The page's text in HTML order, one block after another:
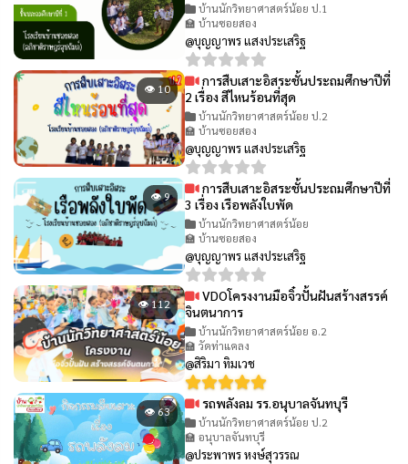
บ้านนักวิทยาศาสตร์น้อย ป.1
🏫 บ้านซอยสอง
@บุญญาพร แสงประเสริฐ
👁 10
การสืบเสาะอิสระชั้นประถมศึกษาปีที่
2 เรื่อง สีไหนร้อนที่สุด
บ้านนักวิทยาศาสตร์น้อย ป.2
🏫 บ้านซอยสอง
@บุญญาพร แสงประเสริฐ
👁 9
การสืบเสาะอิสระชั้นประถมศึกษาปีที่
3 เรื่อง เรือพลังใบพัด
บ้านนักวิทยาศาสตร์น้อย
🏫 บ้านซอยสอง
@บุญญาพร แสงประเสริฐ
👁 112
VDOโครงงานมือจิ๋วปั้นฝันสร้างสรรค์
จินตนาการ
บ้านนักวิทยาศาสตร์น้อย อ.2
🏫 วัดท่าแคลง
@สิริมา ทิมเวช
👁 63 รถพลังลม รร.อนุบาลจันทบุรี
บ้านนักวิทยาศาสตร์น้อย ป.2
🏫 อนุบาลจันทบุรี
@ประพาพร หงษ์สุวรรณ